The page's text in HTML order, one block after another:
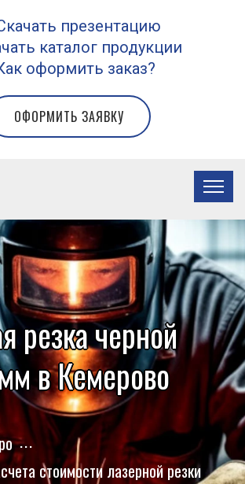
презентацию
каталог продукции
оформить заказ?
ОФОРМИТЬ ЗАЯВКУ
резка черной
в Кемерово
стоимости лазерной резки